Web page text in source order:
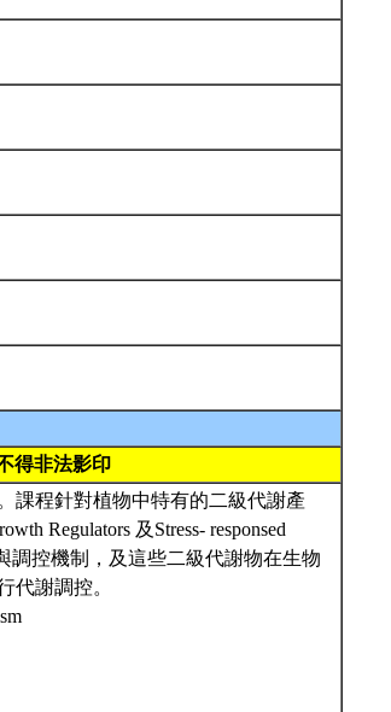
得非法影印
課程針對植物中特有的二級代謝產
Regulators 及Stress- responsed
調控機制，及這些二級代謝物在生物
代謝調控。